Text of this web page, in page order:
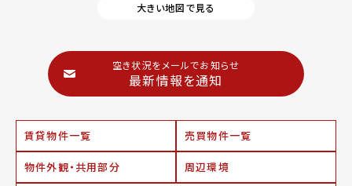
大きい地図で見る
空き状況をメールでお知らせ
最新情報を通知
賃貸物件一覧 売買物件一覧
物件外観・共用部分 周辺環境